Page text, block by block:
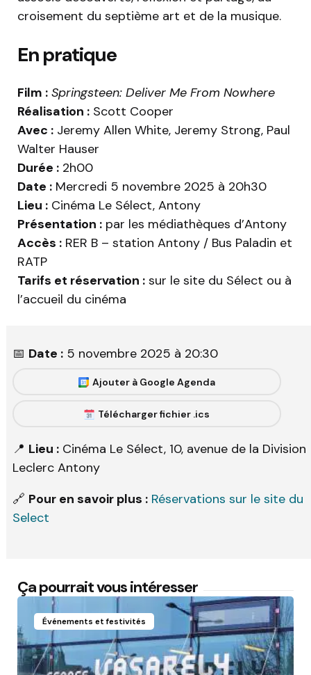
croisement du septième art et de la musique.
En pratique
Film : Springsteen: Deliver Me From Nowhere
Réalisation : Scott Cooper
Avec : Jeremy Allen White, Jeremy Strong, Paul
Walter Hauser
Durée : 2h00
Date : Mercredi 5 novembre 2025 à 20h30
Lieu : Cinéma Le Sélect, Antony
Présentation : par les médiathèques d’Antony
Accès : RER B – station Antony / Bus Paladin et
RATP
Tarifs et réservation : sur le site du Sélect ou à
l’accueil du cinéma
📅 Date : 5 novembre 2025 à 20:30
Ajouter à Google Agenda
Télécharger fichier .ics
📍 Lieu : Cinéma Le Sélect, 10, avenue de la Division
Leclerc Antony
🔗 Pour en savoir plus : Réservations sur le site du
Select
Ça pourrait vous intéresser
Événements et festivités